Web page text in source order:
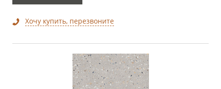
Хочу купить, перезвоните